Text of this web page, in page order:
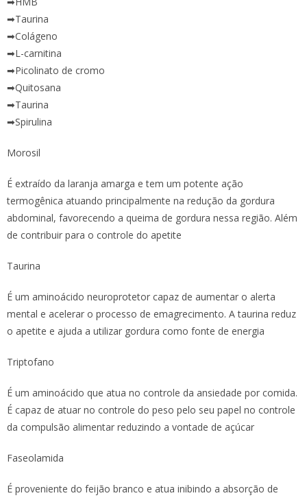
➡Taurina
➡Colágeno
➡L-carnitina
➡Picolinato de cromo
➡Quitosana
➡Taurina
➡Spirulina
Morosil
É extraído da laranja amarga e tem um potente ação
termogênica atuando principalmente na redução da gordura
abdominal, favorecendo a queima de gordura nessa região. Além
de contribuir para o controle do apetite
Taurina
É um aminoácido neuroprotetor capaz de aumentar o alerta
mental e acelerar o processo de emagrecimento. A taurina reduz
o apetite e ajuda a utilizar gordura como fonte de energia
Triptofano
É um aminoácido que atua no controle da ansiedade por comida.
É capaz de atuar no controle do peso pelo seu papel no controle
da compulsão alimentar reduzindo a vontade de açúcar
Faseolamida
É proveniente do feijão branco e atua inibindo a absorção de